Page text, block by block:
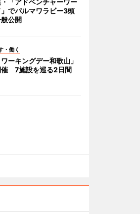
「アドベンチャーワー
でパルマワラビー3頭
公開
・働く
ワーキングデー和歌山」
催 7施設を巡る2日間